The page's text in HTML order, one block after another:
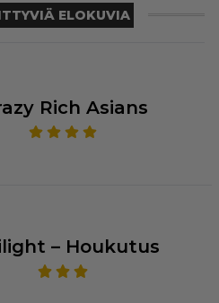
ELOKUVIA
Rich Asians
– Houkutus